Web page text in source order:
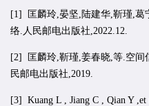
[1] 匡麟玲,晏坚,陆建华,靳瑾,葛
络.人民邮电出版社,2022.12.
[2] 匡麟玲,靳瑾,姜春晓,等.空间
民邮电出版社,2019.
[3] Kuang L , Jiang C , Qian Y ,et